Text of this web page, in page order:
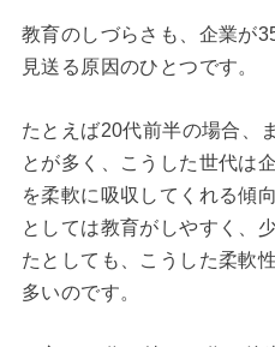
教育のしづらさも、企業が
見送る原因のひとつです。
たとえば20代前半の場合、
とが多く、こうした世代は
を柔軟に吸収してくれる傾
としては教育がしやすく、
たとしても、こうした柔軟
多いのです。